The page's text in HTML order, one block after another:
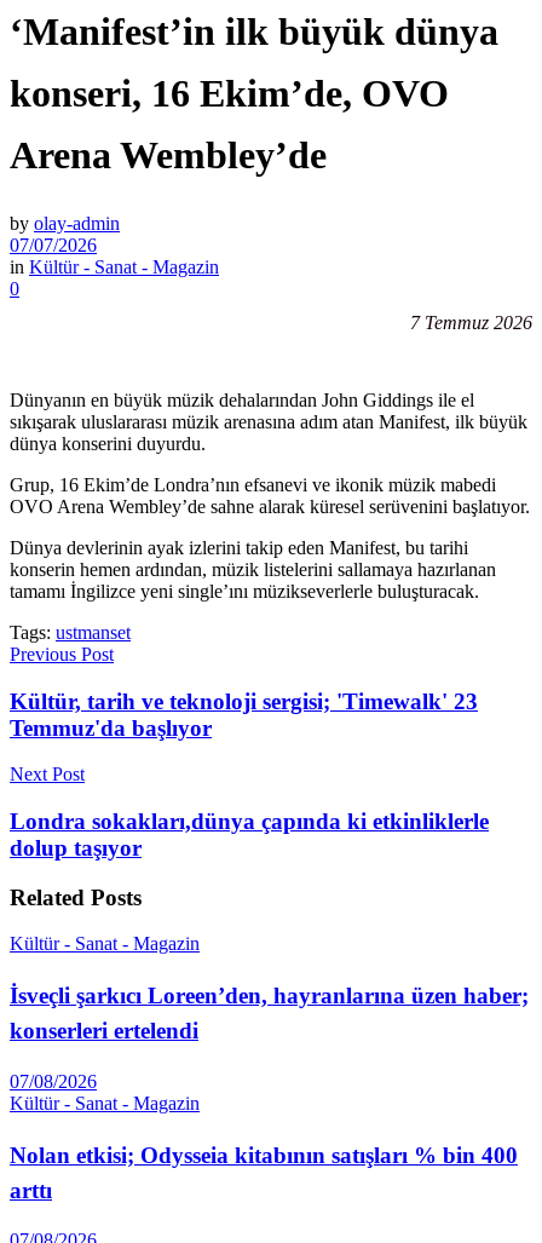
‘Manifest’in ilk büyük dünya
konseri, 16 Ekim’de, OVO
Arena Wembley’de
by olay-admin
07/07/2026
in Kültür - Sanat - Magazin
0
7 Temmuz 2026
Dünyanın en büyük müzik dehalarından John Giddings ile el
sıkışarak uluslararası müzik arenasına adım atan Manifest, ilk büyük
dünya konserini duyurdu.
Grup, 16 Ekim’de Londra’nın efsanevi ve ikonik müzik mabedi
OVO Arena Wembley’de sahne alarak küresel serüvenini başlatıyor.
Dünya devlerinin ayak izlerini takip eden Manifest, bu tarihi
konserin hemen ardından, müzik listelerini sallamaya hazırlanan
tamamı İngilizce yeni single’ını müzikseverlerle buluşturacak.
Tags: ustmanset
Previous Post
Kültür, tarih ve teknoloji sergisi; 'Timewalk' 23
Temmuz'da başlıyor
Next Post
Londra sokakları,dünya çapında ki etkinliklerle
dolup taşıyor
Related Posts
Kültür - Sanat - Magazin
İsveçli şarkıcı Loreen’den, hayranlarına üzen haber;
konserleri ertelendi
07/08/2026
Kültür - Sanat - Magazin
Nolan etkisi; Odysseia kitabının satışları % bin 400
arttı